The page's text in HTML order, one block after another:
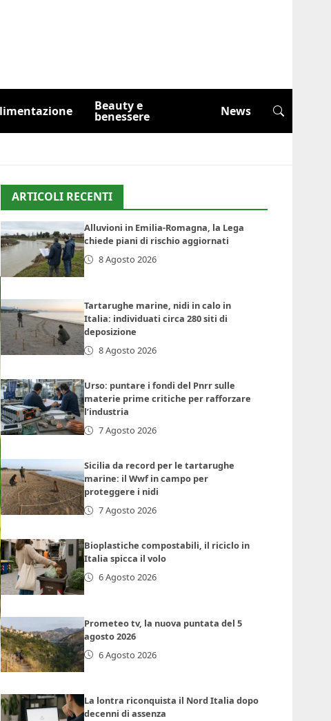
Beauty e
benessere News
ARTICOLI RECENTI
Alluvioni in Emilia-Romagna, la Lega
chiede piani di rischio aggiornati
8 Agosto 2026
Tartarughe marine, nidi in calo in
Italia: individuati circa 280 siti di
deposizione
8 Agosto 2026
Urso: puntare i fondi del Pnrr sulle
materie prime critiche per rafforzare
l’industria
7 Agosto 2026
Sicilia da record per le tartarughe
marine: il Wwf in campo per
proteggere i nidi
7 Agosto 2026
Bioplastiche compostabili, il riciclo in
Italia spicca il volo
6 Agosto 2026
Prometeo tv, la nuova puntata del 5
agosto 2026
6 Agosto 2026
La lontra riconquista il Nord Italia dopo
decenni di assenza